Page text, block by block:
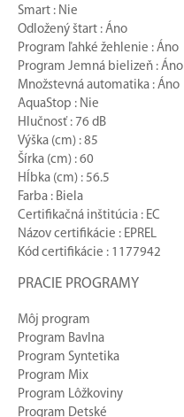
Smart : Nie
Odložený štart : Áno
Program ľahké žehlenie : Áno
Program Jemná bielizeň : Áno
Množstevná automatika : Áno
AquaStop : Nie
Hlučnosť : 76 dB
Výška (cm) : 85
Šírka (cm) : 60
Hĺbka (cm) : 56.5
Farba : Biela
Certifikačná inštitúcia : EC
Názov certifikácie : EPREL
Kód certifikácie : 1177942
PRACIE PROGRAMY
Môj program
Program Bavlna
Program Syntetika
Program Mix
Program Lôžkoviny
Program Detské